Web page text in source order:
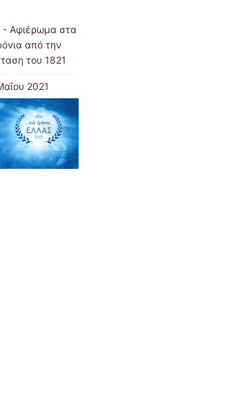
- Αφιέρωμα στα
από την
του 1821
2021